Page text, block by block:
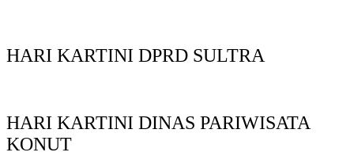
HARI KARTINI DPRD SULTRA
HARI KARTINI DINAS PARIWISATA
KONUT